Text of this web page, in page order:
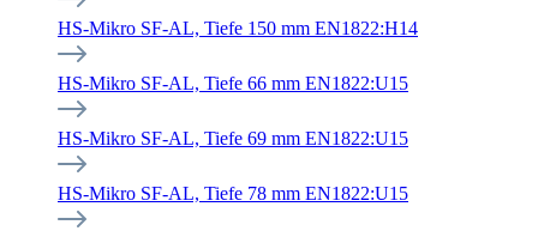
HS-Mikro SF-AL, Tiefe 150 mm EN1822:H14
HS-Mikro SF-AL, Tiefe 66 mm EN1822:U15
HS-Mikro SF-AL, Tiefe 69 mm EN1822:U15
HS-Mikro SF-AL, Tiefe 78 mm EN1822:U15